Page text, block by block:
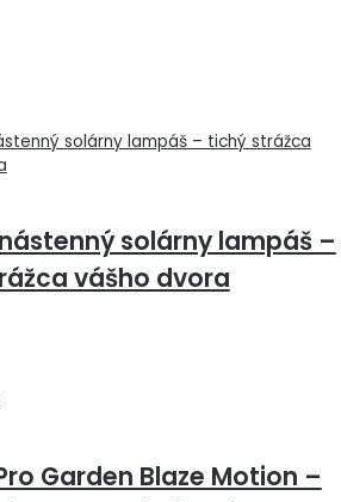
solárny lampáš –
vášho dvora
Garden Blaze Motion –